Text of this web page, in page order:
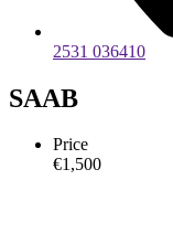
2531 036410
SAAB
Price
€1,500